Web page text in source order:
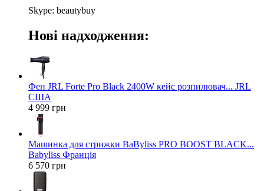
Skype: beautybuy
Нові надходження:
Фен JRL Forte Pro Black 2400W кейс розпилювач... JRL
США
4 999 грн
Машинка для стрижки BaByliss PRO BOOST BLACK...
Babyliss Франція
6 570 грн